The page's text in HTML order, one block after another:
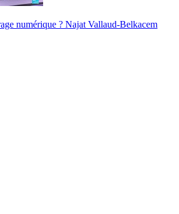
numérique ? Najat Vallaud-Belkacem